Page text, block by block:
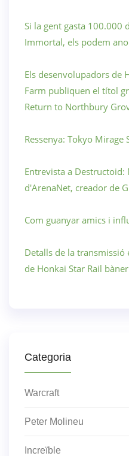
Si la gent gasta 100.000
Immortal, els podem
Els desenvolupadors de
Farm publiquen el títol
Return to Northbury
Ressenya: Tokyo Mirage
Entrevista a
d'ArenaNet, creador de
Com guanyar amics i
Detalls de la
de Honkai Star Rail
Categoria
Warcraft
Peter Molineu
Increïble